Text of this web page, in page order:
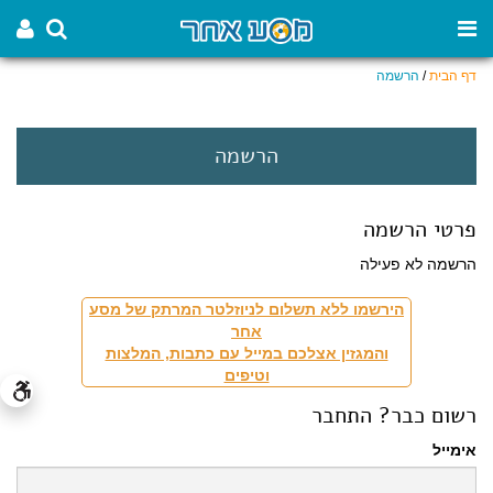
דף הבית/ הרשמה
הרשמה
פרטי הרשמה
הרשמה לא פעילה
הירשמו ללא תשלום לניוזלטר המרתק של מסע
אחר
והמגזין אצלכם במייל עם כתבות, המלצות
וטיפים
רשום כבר? התחבר
אימייל